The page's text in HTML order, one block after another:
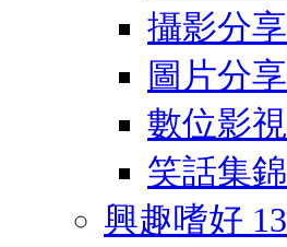
攝影分享
圖片分享
數位影視
笑話集錦
興趣嗜好 13